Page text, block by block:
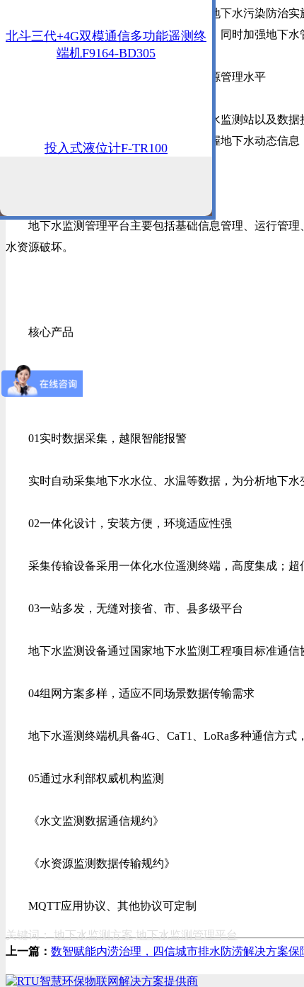
北斗三代+4G双模通信多功能遥测终
端机F9164-BD305
投入式液位计F-TR100
为此，生态环境部联合多部门印发《地下水污染防治实
下水安全，加快推进地下水污染防治工作，同时加强地下
四信地下水监测方案，提高地下水资源管理水平
四信针对地下水现状，通过建设地下水监测站以及数据
导、各部门和社会及时、准确、全面的掌握地下水动态信
地下水监测管理平台主要包括基础信息管理、运行管理
水资源破坏。
核心产品
01实时数据采集，越限智能报警
实时自动采集地下水水位、水温等数据，为分析地下水
02一体化设计，安装方便，环境适应性强
采集传输设备采用一体化水位遥测终端，高度集成；超
03一站多发，无缝对接省、市、县多级平台
地下水监测设备通过国家地下水监测工程项目标准通信
04组网方案多样，适应不同场景数据传输需求
地下水遥测终端机具备4G、CaT1、LoRa多种通信方式
05通过水利部权威机构监测
《水文监测数据通信规约》
《水资源监测数据传输规约》
MQTT应用协议、其他协议可定制
关键词：地下水监测方案 地下水监测管理平台
上一篇： 数智赋能内涝治理，四信城市排水防涝解决方案保